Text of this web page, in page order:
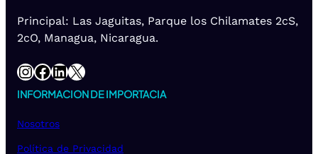
Principal: Las Jaguitas, Parque los Chilamates 2cS,
2cO, Managua, Nicaragua.
InstagramFacebook LinkedIn X
INFORMACION DE IMPORTACIA
Nosotros
Política de Privacidad